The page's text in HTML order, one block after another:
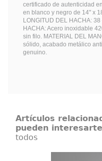
certificado de autenticidad
en blanco y negro de 14" x
LONGITUD DEL HACHA:
HACHA: Acero inoxidable
sin filo. MATERIAL DEL
sólido, acabado metálico
genuino.
Artículos
pueden
todos